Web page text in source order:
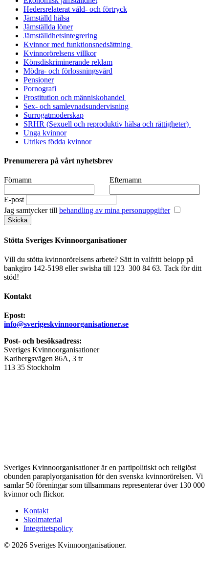
Hedersrelaterat våld- och förtryck
Jämställd hälsa
Jämställda löner
Jämställdhetsintegrering
Kvinnor med funktionsnedsättning
Kvinnorörelsens villkor
Könsdiskriminerande reklam
Mödra- och förlossningsvård
Pensioner
Pornografi
Prostitution och människohandel
Sex- och samlevnadsundervisning
Surrogatmoderskap
SRHR (Sexuell och reproduktiv hälsa och rättigheter)
Unga kvinnor
Utrikes födda kvinnor
Prenumerera på vårt nyhetsbrev
Förnamn Efternamn
E-post
Jag samtycker till behandling av mina personuppgifter
Stötta Sveriges Kvinnoorganisationer
Vill du stötta kvinnorörelsens arbete? Sätt in valfritt belopp på
bankgiro 142-5198 eller swisha till 123 300 84 63. Tack för ditt
stöd!
Kontakt
Epost:
info@sverigeskvinnoorganisationer.se
Post- och besöksadress:
Sveriges Kvinnoorganisationer
Karlbergsvägen 86A, 3 tr
113 35 Stockholm
Sveriges Kvinnoorganisationer är en partipolitiskt och religiöst
obunden paraplyorganisation för den svenska kvinnorörelsen. Vi
samlar 50 föreningar som tillsammans representerar över 130 000
kvinnor och flickor.
Kontakt
Skolmaterial
Integritetspolicy
© 2026 Sveriges Kvinnoorganisationer.